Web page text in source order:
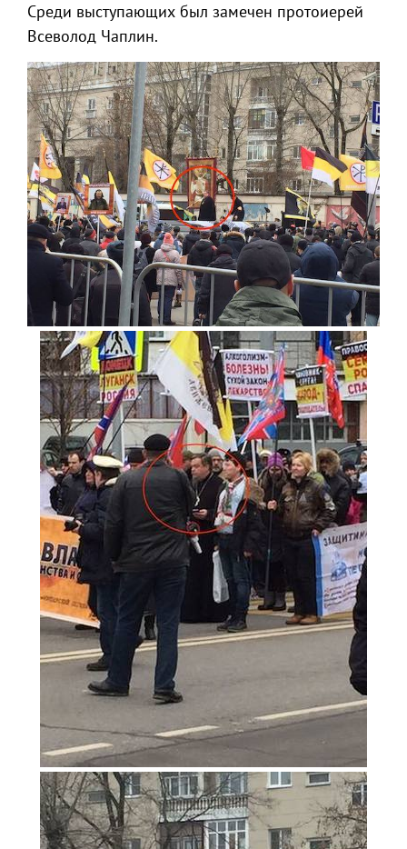
Среди выступающих был замечен протоиерей
Всеволод Чаплин.